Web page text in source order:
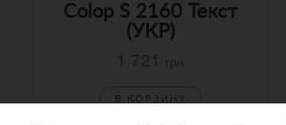
Colop S 2160 Текст
(УКР)
1 721 грн
В КОРЗИНУ